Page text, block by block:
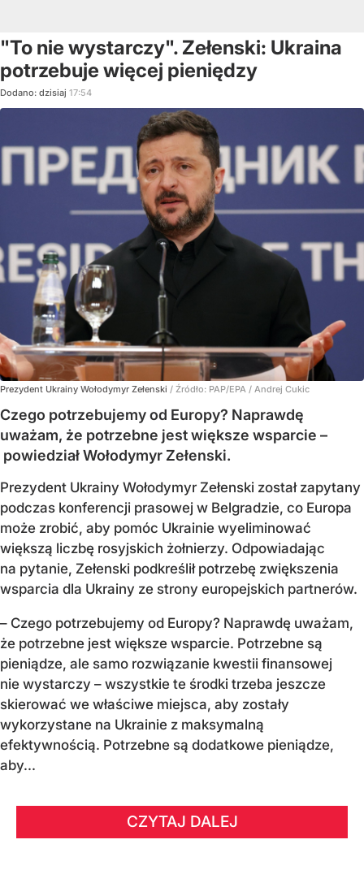
"To nie wystarczy". Zełenski: Ukraina
potrzebuje więcej pieniędzy
Dodano: dzisiaj 17:54
Prezydent Ukrainy Wołodymyr Zełenski / Źródło: PAP/EPA / Andrej Cukic
Czego potrzebujemy od Europy? Naprawdę
uważam, że potrzebne jest większe wsparcie –
powiedział Wołodymyr Zełenski.
Prezydent Ukrainy Wołodymyr Zełenski został zapytany
podczas konferencji prasowej w Belgradzie, co Europa
może zrobić, aby pomóc Ukrainie wyeliminować
większą liczbę rosyjskich żołnierzy. Odpowiadając
na pytanie, Zełenski podkreślił potrzebę zwiększenia
wsparcia dla Ukrainy ze strony europejskich partnerów.
– Czego potrzebujemy od Europy? Naprawdę uważam,
że potrzebne jest większe wsparcie. Potrzebne są
pieniądze, ale samo rozwiązanie kwestii finansowej
nie wystarczy – wszystkie te środki trzeba jeszcze
skierować we właściwe miejsca, aby zostały
wykorzystane na Ukrainie z maksymalną
efektywnością. Potrzebne są dodatkowe pieniądze,
aby...
CZYTAJ DALEJ